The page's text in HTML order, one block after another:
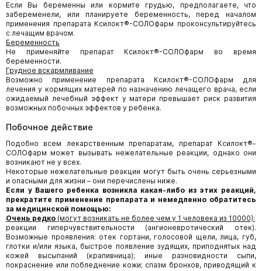
Если Вы беременны или кормите грудью, предполагаете, что
забеременели, или планируете беременность, перед началом
применения препарата Ксилокт®-СОЛОфарм проконсультируйтесь
с лечащим врачом.
Беременность
Не применяйте препарат Ксилокт®-СОЛОфарм во время
беременности.
Грудное вскармливание
Возможно применение препарата Ксилокт®-СОЛОфарм для
лечения у кормящих матерей по назначению лечащего врача, если
ожидаемый лечебный эффект у матери превышает риск развития
возможных побочных эффектов у ребенка.
Побочное действие
Подобно всем лекарственным препаратам, препарат Ксилокт®-
СОЛОфарм может вызывать нежелательные реакции, однако они
возникают не у всех.
Некоторые нежелательные реакции могут быть очень серьезными
и опасными для жизни – они перечислены ниже.
Если у Вашего ребенка возникла какая-либо из этих реакций,
прекратите применение препарата и немедленно обратитесь
за медицинской помощью:
Очень редко (могут возникать не более чем у 1 человека из 10000):
реакции гиперчувствительности (ангионевротический отек).
Возможные проявления: отек гортани, голосовой щели, лица, губ,
глотки и/или языка, быстрое появление зудящих, приподнятых над
кожей высыпаний (крапивница); иные разновидности сыпи,
покраснение или побледнение кожи; спазм бронхов, приводящий к